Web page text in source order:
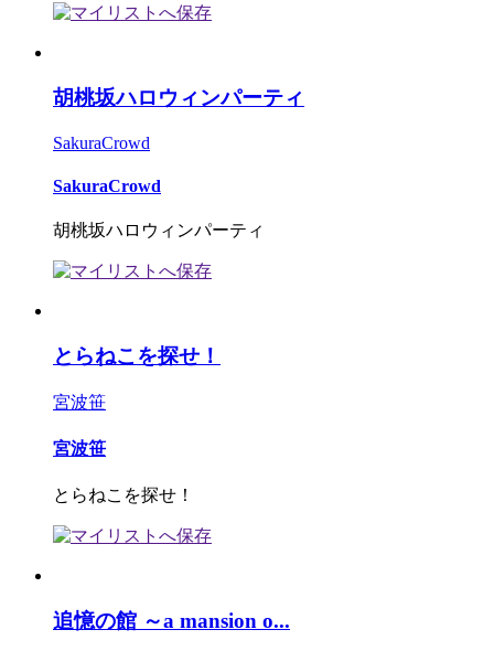
胡桃坂ハロウィンパーティ
SakuraCrowd
SakuraCrowd
胡桃坂ハロウィンパーティ
とらねこを探せ！
宮波笹
宮波笹
とらねこを探せ！
追憶の館 ～a mansion o...